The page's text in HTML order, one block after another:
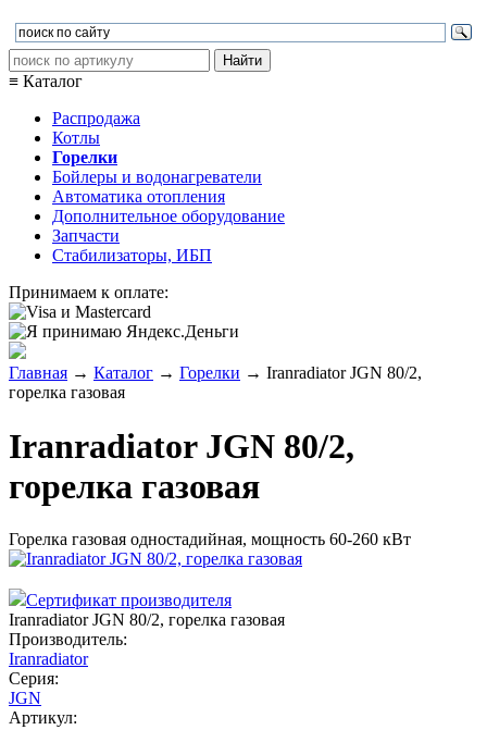
≡ Каталог
Распродажа
Котлы
Горелки
Бойлеры и водонагреватели
Автоматика отопления
Дополнительное оборудование
Запчасти
Стабилизаторы, ИБП
Принимаем к оплате:
Главная → Каталог → Горелки → Iranradiator JGN 80/2,
горелка газовая
Iranradiator JGN 80/2,
горелка газовая
Горелка газовая одностадийная, мощность 60-260 кВт
Сертификат производителя
Iranradiator JGN 80/2, горелка газовая
Производитель:
Iranradiator
Серия:
JGN
Артикул: